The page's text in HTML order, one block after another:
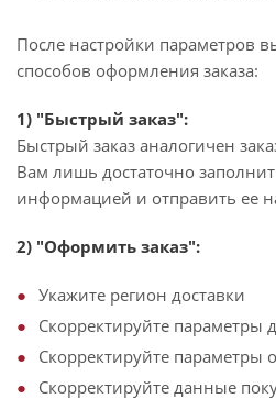
После настройки параметров
способов оформления заказа:
1) "Быстрый заказ":
Быстрый заказ аналогичен
Вам лишь достаточно
информацией и отправить ее
2) "Оформить заказ":
Укажите регион доставки
Скорректируйте параметры
Скорректируйте параметры
Скорректируйте данные